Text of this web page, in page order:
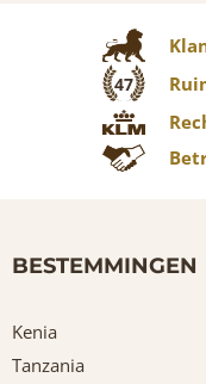
47
BESTEMMINGEN
Kenia
Tanzania